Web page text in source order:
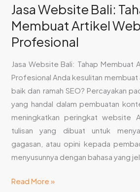
Jasa Website Bali:
Membuat Artikel
Profesional
Jasa Website Bali: Tahap Membuat
Profesional Anda kesulitan
baik dan ramah SEO? Percayakan
yang handal dalam pembuatan
meningkatkan peringkat website
tulisan yang dibuat untuk
gagasan, atau opini kepada
menyusunnya dengan bahasa yang
Tahap
Membuat
Artikel
Website
Profesional
Read More »